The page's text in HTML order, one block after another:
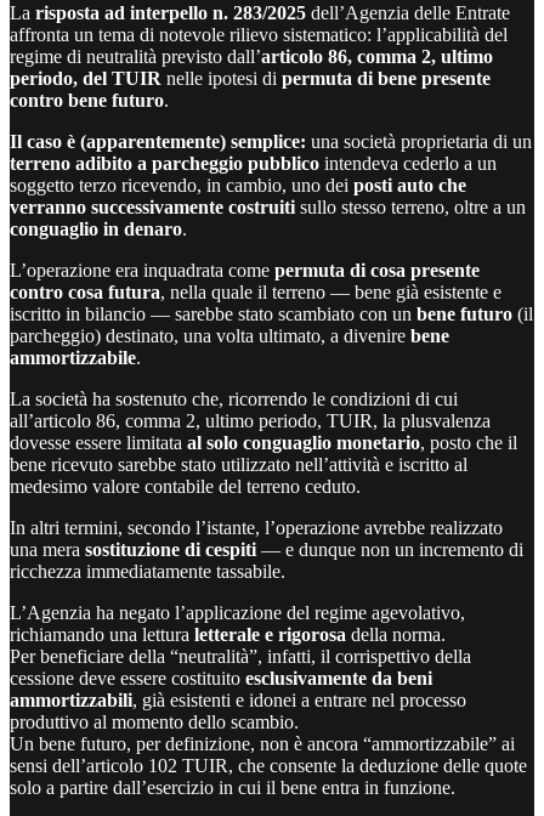
La risposta ad interpello n. 283/2025 dell’Agenzia delle Entrate
affronta un tema di notevole rilievo sistematico: l’applicabilità del
regime di neutralità previsto dall’articolo 86, comma 2, ultimo
periodo, del TUIR nelle ipotesi di permuta di bene presente
contro bene futuro.
Il caso è (apparentemente) semplice: una società proprietaria di un
terreno adibito a parcheggio pubblico intendeva cederlo a un
soggetto terzo ricevendo, in cambio, uno dei posti auto che
verranno successivamente costruiti sullo stesso terreno, oltre a un
conguaglio in denaro.
L’operazione era inquadrata come permuta di cosa presente
contro cosa futura, nella quale il terreno — bene già esistente e
iscritto in bilancio — sarebbe stato scambiato con un bene futuro (il
parcheggio) destinato, una volta ultimato, a divenire bene
ammortizzabile.
La società ha sostenuto che, ricorrendo le condizioni di cui
all’articolo 86, comma 2, ultimo periodo, TUIR, la plusvalenza
dovesse essere limitata al solo conguaglio monetario, posto che il
bene ricevuto sarebbe stato utilizzato nell’attività e iscritto al
medesimo valore contabile del terreno ceduto.
In altri termini, secondo l’istante, l’operazione avrebbe realizzato
una mera sostituzione di cespiti — e dunque non un incremento di
ricchezza immediatamente tassabile.
L’Agenzia ha negato l’applicazione del regime agevolativo,
richiamando una lettura letterale e rigorosa della norma.
Per beneficiare della “neutralità”, infatti, il corrispettivo della
cessione deve essere costituito esclusivamente da beni
ammortizzabili, già esistenti e idonei a entrare nel processo
produttivo al momento dello scambio.
Un bene futuro, per definizione, non è ancora “ammortizzabile” ai
sensi dell’articolo 102 TUIR, che consente la deduzione delle quote
solo a partire dall’esercizio in cui il bene entra in funzione.